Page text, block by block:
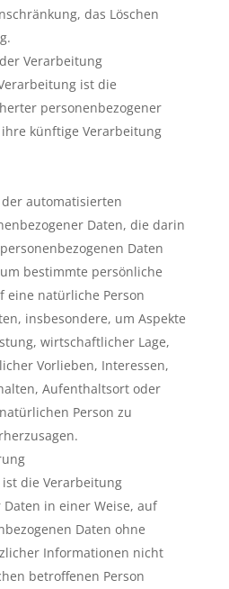
das Löschen
Verarbeitung
ist die
personenbezogener
künftige Verarbeitung
automatisierten
Daten, die darin
Daten
bestimmte persönliche
eine natürliche Person
insbesondere, um Aspekte
wirtschaftlicher Lage,
Vorlieben, Interessen,
Aufenthaltsort oder
Person zu
die Verarbeitung
in einer Weise, auf
Daten ohne
Informationen nicht
betroffenen Person